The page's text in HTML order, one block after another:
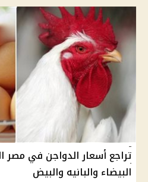
تراجع أسعار الدواجن في مصر
البيضاء والبانيه والبيض